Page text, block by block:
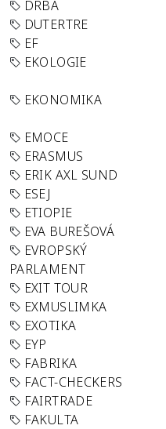
DRBA
DUTERTRE
EF
EKOLOGIE
EKONOMIKA
EMOCE
ERASMUS
ERIK AXL SUND
ESEJ
ETIOPIE
EVA BUREŠOVÁ
EVROPSKÝ
PARLAMENT
EXIT TOUR
EXMUSLIMKA
EXOTIKA
EYP
FABRIKA
FACT-CHECKERS
FAIRTRADE
FAKULTA